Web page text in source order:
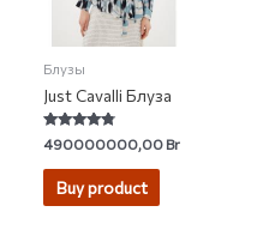
Блузы
Just Cavalli Блуза
Rated
4.57
out of 5
490000000,00Br
Buy product